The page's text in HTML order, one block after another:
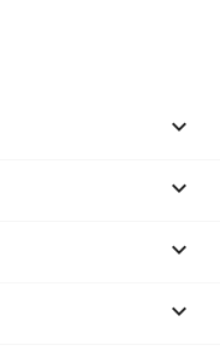



keyboard_arrow_down